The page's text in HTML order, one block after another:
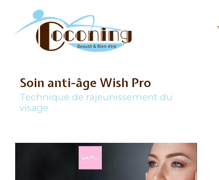
Soin anti-âge Wish Pro
Technique de rajeunissement du
visage